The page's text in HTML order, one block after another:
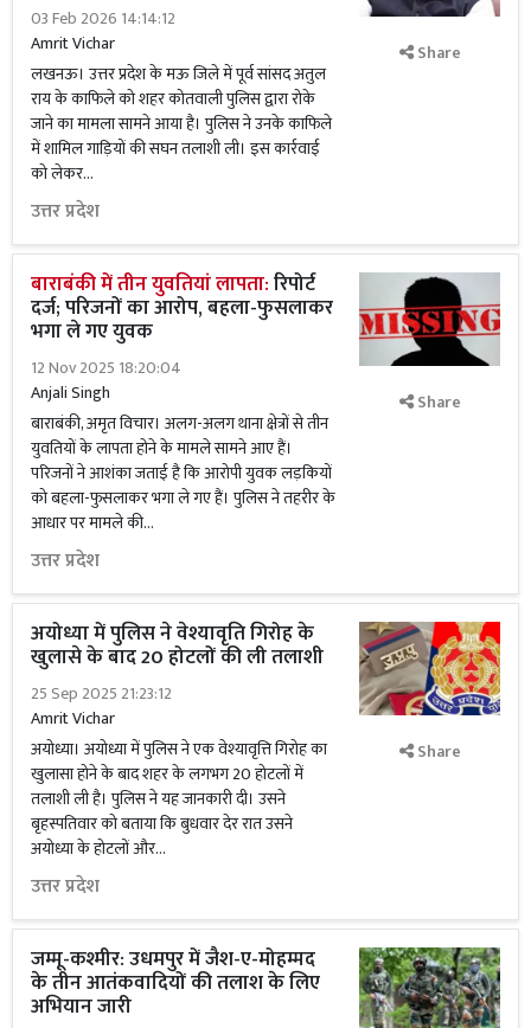
03 Feb 2026 14:14:12
Amrit Vichar
लखनऊ। उत्तर प्रदेश के मऊ जिले में पूर्व सांसद अतुल
राय के काफिले को शहर कोतवाली पुलिस द्वारा रोके
जाने का मामला सामने आया है। पुलिस ने उनके काफिले
में शामिल गाड़ियों की सघन तलाशी ली। इस कार्रवाई
को लेकर...
उत्तर प्रदेश
Share
बाराबंकी में तीन युवतियां लापता:रिपोर्ट
दर्ज; परिजनों का आरोप, बहला-फुसलाकर
भगा ले गए युवक
12 Nov 2025 18:20:04
Anjali Singh
बाराबंकी, अमृत विचार। अलग-अलग थाना क्षेत्रों से तीन
युवतियों के लापता होने के मामले सामने आए हैं।
परिजनों ने आशंका जताई है कि आरोपी युवक लड़कियों
को बहला-फुसलाकर भगा ले गए हैं। पुलिस ने तहरीर के
आधार पर मामले की...
उत्तर प्रदेश
Share
अयोध्या में पुलिस ने वेश्यावृति गिरोह के
खुलासे के बाद 20 होटलों की ली तलाशी
25 Sep 2025 21:23:12
Amrit Vichar
अयोध्या। अयोध्या में पुलिस ने एक वेश्यावृत्ति गिरोह का
खुलासा होने के बाद शहर के लगभग 20 होटलों में
तलाशी ली है। पुलिस ने यह जानकारी दी। उसने
बृहस्पतिवार को बताया कि बुधवार देर रात उसने
अयोध्या के होटलों और...
उत्तर प्रदेश
Share
जम्मू-कश्मीर: उधमपुर में जैश-ए-मोहम्मद
के तीन आतंकवादियों की तलाश के लिए
अभियान जारी